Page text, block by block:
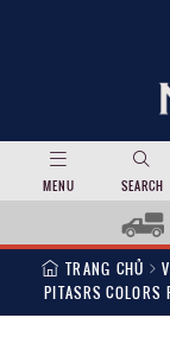
MENU SEARCH
TRANG CHỦ
PITASRS COLORS